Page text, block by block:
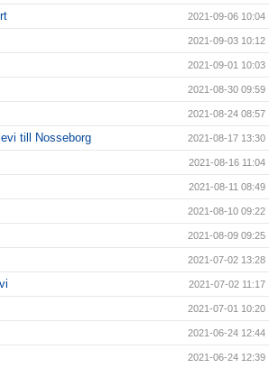
2021-09-06 10:04
2021-09-03 10:12
2021-09-01 10:03
2021-08-30 09:59
2021-08-24 08:57
till Nosseborg 2021-08-17 13:30
2021-08-16 11:04
2021-08-11 08:49
2021-08-10 09:22
2021-08-09 09:25
2021-07-02 13:28
2021-07-02 11:17
2021-07-01 10:20
2021-06-24 12:44
2021-06-24 12:39